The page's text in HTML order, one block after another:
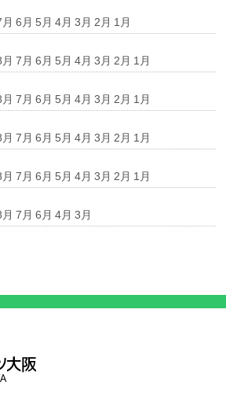
6月 5月 4月 3月 2月 1月
7月 6月 5月 4月 3月 2月 1月
7月 6月 5月 4月 3月 2月 1月
7月 6月 5月 4月 3月 2月 1月
7月 6月 5月 4月 3月 2月 1月
7月 6月 4月 3月